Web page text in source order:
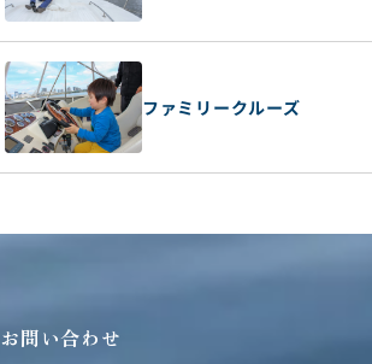
ファミリークルーズ
お問い合わせ